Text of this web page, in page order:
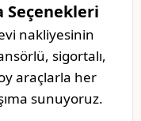
Seçenekleri
nakliyesinin
sigortalı,
araçlarla her
sunuyoruz.